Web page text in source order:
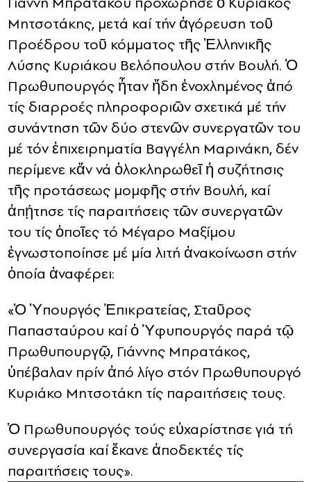
Μητσοτάκης, μετά καί τήν ἀγόρευση τοῦ
Προέδρου τοῦ κόμματος τῆς Ἑλληνικῆς
Λύσης Κυριάκου Βελόπουλου στήν Βουλή. Ὁ
Πρωθυπουργός ἦταν ἤδη ἐνοχλημένος ἀπό
τίς διαρροές πληροφοριῶν σχετικά μέ τήν
συνάντηση τῶν δύο στενῶν συνεργατῶν του
μέ τόν ἐπιχειρηματία Βαγγέλη Μαρινάκη, δέν
περίμενε κἄν νά ὁλοκληρωθεῖ ἡ συζήτησις
τῆς προτάσεως μομφῆς στήν Βουλή, καί
ἀπῄτησε τίς παραιτήσεις τῶν συνεργατῶν
του τίς ὁποῖες τό Μέγαρο Μαξίμου
ἐγνωστοποίησε μέ μία λιτή ἀνακοίνωση στήν
ὁποία ἀναφέρει:
«Ὁ Ὑπουργός Ἐπικρατείας, Σταῦρος
Παπασταύρου καί ὁ Ὑφυπουργός παρά τῷ
Πρωθυπουργῷ, Γιάννης Μπρατάκος,
ὑπέβαλαν πρίν ἀπό λίγο στόν Πρωθυπουργό
Κυριάκο Μητσοτάκη τίς παραιτήσεις τους.
Ὁ Πρωθυπουργός τούς εὐχαρίστησε γιά τή
συνεργασία καί ἔκανε ἀποδεκτές τίς
παραιτήσεις τους».